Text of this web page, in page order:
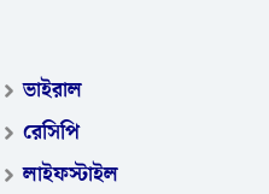
ভাইরাল
রেসিপি
লাইফস্টাইল